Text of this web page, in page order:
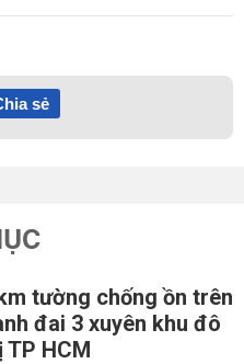
sẻ
tường chống ồn trên
đai 3 xuyên khu đô
TP HCM